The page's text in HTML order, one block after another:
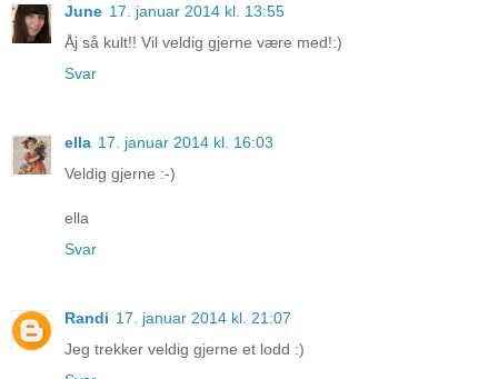
June 17. januar 2014 kl. 13:55
Åj så kult!! Vil veldig gjerne være med!:)
Svar
ella 17. januar 2014 kl. 16:03
Veldig gjerne :-)
ella
Svar
Randi 17. januar 2014 kl. 21:07
Jeg trekker veldig gjerne et lodd :)